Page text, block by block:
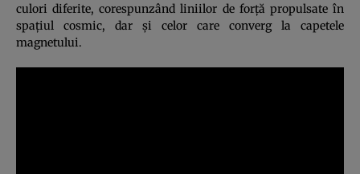
culori diferite, corespunzând liniilor de forţă propulsate în
spaţiul cosmic, dar şi celor care converg la capetele
magnetului.